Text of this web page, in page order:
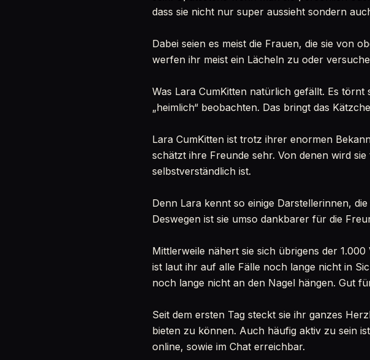
dass sie nicht nur super aussieht sondern
Dabei seien es meist die Frauen, die sie von
werfen ihr meist ein Lächeln zu oder
Was Lara CumKitten natürlich gefällt. Es
„heimlich“ beobachten. Das bringt das
Lara CumKitten ist trotz ihrer enormen
schätzt ihre Freunde sehr. Von denen wird
selbstverständlich ist.
Denn Lara kennt so einige Darstellerinnen,
Deswegen ist sie umso dankbarer für die
Mittlerweile nähert sie sich übrigens der
ist laut ihr auf alle Fälle noch lange nicht in
noch lange nicht an den Nagel hängen. Gut
Seit dem ersten Tag steckt sie ihr ganzes
bieten zu können. Auch häufig aktiv zu sein
online, sowie im Chat erreichbar.